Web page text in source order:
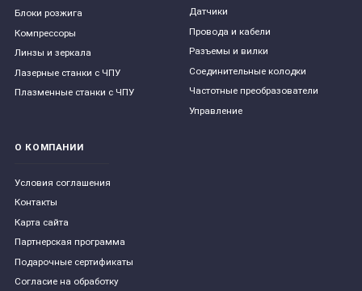
Блоки розжига
Компрессоры
Линзы и зеркала
Лазерные станки с ЧПУ
Плазменные станки с ЧПУ
Датчики
Провода и кабели
Разъемы и вилки
Соединительные колодки
Частотные преобразователи
Управление
О КОМПАНИИ
Условия соглашения
Контакты
Карта сайта
Партнерская программа
Подарочные сертификаты
Согласие на обработку